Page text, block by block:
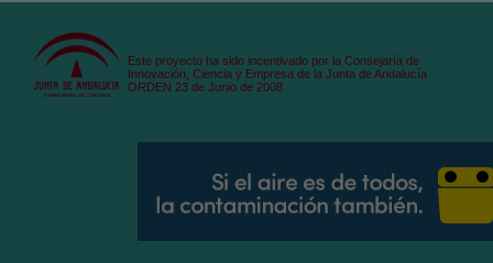
Este proyecto ha sido incentivado por la Consejaría de
Innovación, Ciencia y Empresa de la Junta de Andalucía
ORDEN 23 de Junio de 2008